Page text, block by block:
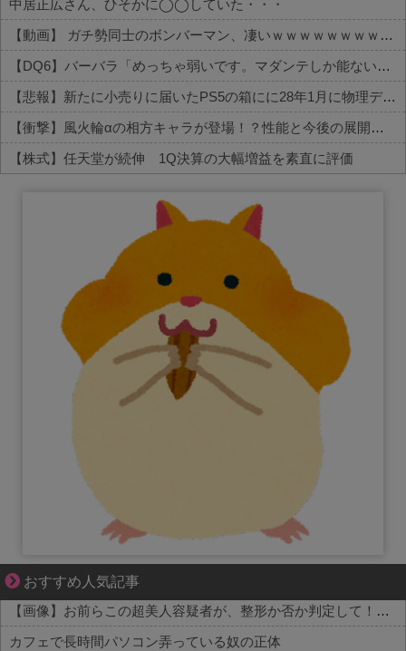
中居正広さん、ひそかに◯◯していた・・・
【動画】 ガチ勢同士のボンバーマン、凄いｗｗｗｗｗｗｗｗｗｗｗｗ
【DQ6】バーバラ「めっちゃ弱いです。マダンテしか能ないです。竜かもしれません。」←こいつが人気ある理由
【悲報】新たに小売りに届いたPS5の箱にに28年1月に物理ディスク終了しますとの記載が入る
【衝撃】風火輪αの相方キャラが登場！？性能と今後の展開がこちら
【株式】任天堂が続伸 1Q決算の大幅増益を素直に評価
おすすめ人気記事
妻との生活が、夫をうつへ追い込んだ現実
【画像】お前らこの超美人容疑者が、整形か否か判定して！！→画像がこちらw w w w w w w w w w
カフェで長時間パソコン弄っている奴の正体